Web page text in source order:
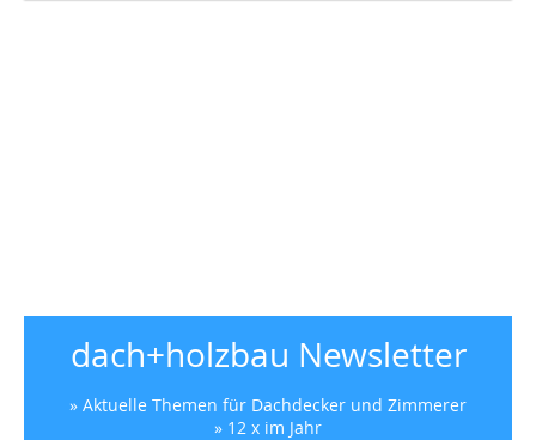
dach+holzbau Newsletter
» Aktuelle Themen für Dachdecker und Zimmerer
» 12 x im Jahr